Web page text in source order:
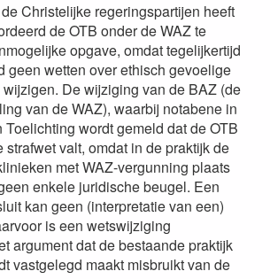
Christelijke regeringspartijen heeft
de OTB onder de WAZ te
opgave, omdat tegelijkertijd
geen wetten over ethisch gevoelige
De wijziging van de BAZ (de
van de WAZ), waarbij notabene in
Toelichting wordt gemeld dat de OTB
strafwet valt, omdat in de praktijk de
met WAZ-vergunning plaats
enkele juridische beugel. Een
kan geen (interpretatie van een)
is een wetswijziging
argument dat de bestaande praktijk
vastgelegd maakt misbruikt van de